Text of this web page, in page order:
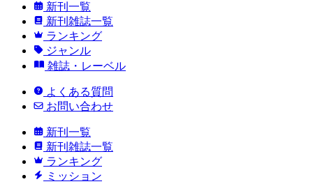
新刊一覧
新刊雑誌一覧
ランキング
ジャンル
雑誌・レーベル
よくある質問
お問い合わせ
新刊一覧
新刊雑誌一覧
ランキング
ミッション